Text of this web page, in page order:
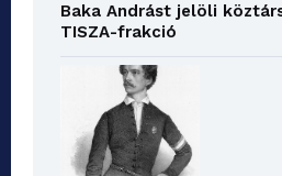
Baka Andrást jelöli
TISZA-frakció